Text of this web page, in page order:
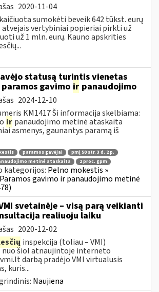
2020-11-04
sumokėti beveik 642 tūkst. eurų
atvejais vertybiniai popieriai pirkti už
už 1 mln. eurų. Kauno apskrities
statusą turintis vienetas
gavimo ir panaudojimo
2024-12-10
KM1417 Ši informacija skelbiama:
ir panaudojimo metinė ataskaita
asmenys, gaunantys paramą iš
paramos gavėjai
pmį 50 str. 3 d. 2 p.
metinė ataskaita
2 proc. gpm
kategorijos: Pelno mokestis »
gavimo ir panaudojimo metinė
svetainėje – visą parą veikianti
realiuoju laiku
2020-12-02
inspekcija (toliau – VMI)
nuo šiol atnaujintoje interneto
darbą pradėjo VMI virtualusis
kuris...
Naujiena